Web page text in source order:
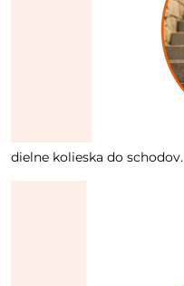
dielne kolieska do schodov.